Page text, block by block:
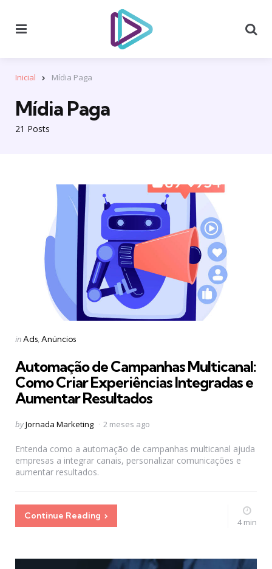
Inicial Mídia Paga
21 Posts
Mídia Paga
Categories
Posted
inAds Anúncios
Automação de Campanhas Multicanal:
Como Criar Experiências Integradas e
Aumentar Resultados
Posted
byJornada Marketing 2 meses ago
Entenda como a automação de campanhas multicanal ajuda
empresas a integrar canais, personalizar comunicações e
aumentar resultados.
Continue Reading
4 min